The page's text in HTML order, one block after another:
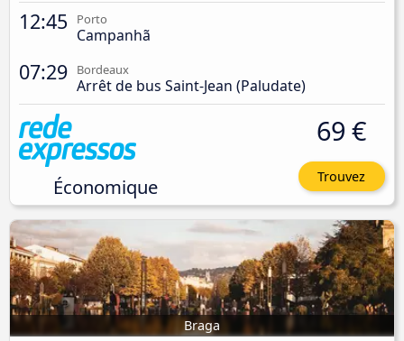
12:45 Porto
Campanhã
07:29 Bordeaux
Arrêt de bus Saint-Jean (Paludate)
Économique
69 €
Trouvez
Braga